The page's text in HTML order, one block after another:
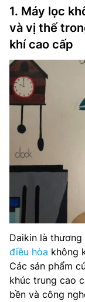
1. Máy lọc
và vị thế
khí cao cấp
Daikin là
điều hòa không
Các sản phẩm
khúc trung cao
bền và công